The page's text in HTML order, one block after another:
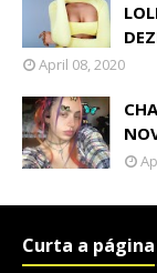
April 08, 2020
Curta a página